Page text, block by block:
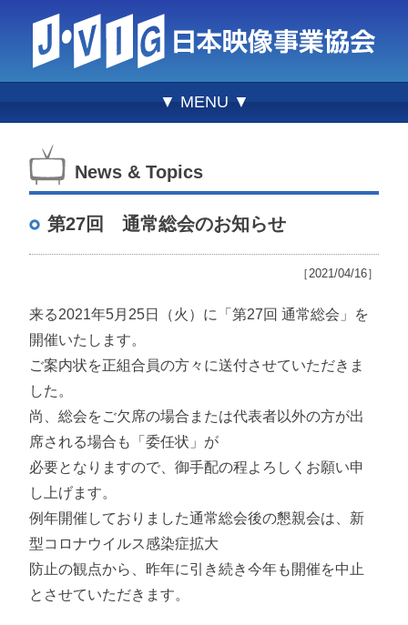
▼ MENU ▼
News & Topics
第27回 通常総会のお知らせ
［2021/04/16］
来る2021年5月25日（火）に「第27回 通常総会」を
開催いたします。
ご案内状を正組合員の方々に送付させていただきま
した。
尚、総会をご欠席の場合または代表者以外の方が出
席される場合も「委任状」が
必要となりますので、御手配の程よろしくお願い申
し上げます。
例年開催しておりました通常総会後の懇親会は、新
型コロナウイルス感染症拡大
防止の観点から、昨年に引き続き今年も開催を中止
とさせていただきます。